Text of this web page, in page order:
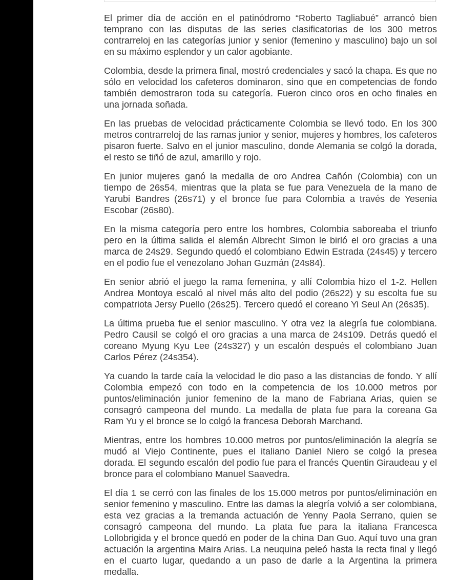
El primer día de acción en el patinódromo “Roberto Tagliabué” arrancó bien
temprano con las disputas de las series clasificatorias de los 300 metros
contrarreloj en las categorías junior y senior (femenino y masculino) bajo un sol
en su máximo esplendor y un calor agobiante.
Colombia, desde la primera final, mostró credenciales y sacó la chapa. Es que no
sólo en velocidad los cafeteros dominaron, sino que en competencias de fondo
también demostraron toda su categoría. Fueron cinco oros en ocho finales en
una jornada soñada.
En las pruebas de velocidad prácticamente Colombia se llevó todo. En los 300
metros contrarreloj de las ramas junior y senior, mujeres y hombres, los cafeteros
pisaron fuerte. Salvo en el junior masculino, donde Alemania se colgó la dorada,
el resto se tiñó de azul, amarillo y rojo.
En junior mujeres ganó la medalla de oro Andrea Cañón (Colombia) con un
tiempo de 26s54, mientras que la plata se fue para Venezuela de la mano de
Yarubi Bandres (26s71) y el bronce fue para Colombia a través de Yesenia
Escobar (26s80).
En la misma categoría pero entre los hombres, Colombia saboreaba el triunfo
pero en la última salida el alemán Albrecht Simon le birló el oro gracias a una
marca de 24s29. Segundo quedó el colombiano Edwin Estrada (24s45) y tercero
en el podio fue el venezolano Johan Guzmán (24s84).
En senior abrió el juego la rama femenina, y allí Colombia hizo el 1-2. Hellen
Andrea Montoya escaló al nivel más alto del podio (26s22) y su escolta fue su
compatriota Jersy Puello (26s25). Tercero quedó el coreano Yi Seul An (26s35).
La última prueba fue el senior masculino. Y otra vez la alegría fue colombiana.
Pedro Causil se colgó el oro gracias a una marca de 24s109. Detrás quedó el
coreano Myung Kyu Lee (24s327) y un escalón después el colombiano Juan
Carlos Pérez (24s354).
Ya cuando la tarde caía la velocidad le dio paso a las distancias de fondo. Y allí
Colombia empezó con todo en la competencia de los 10.000 metros por
puntos/eliminación junior femenino de la mano de Fabriana Arias, quien se
consagró campeona del mundo. La medalla de plata fue para la coreana Ga
Ram Yu y el bronce se lo colgó la francesa Deborah Marchand.
Mientras, entre los hombres 10.000 metros por puntos/eliminación la alegría se
mudó al Viejo Continente, pues el italiano Daniel Niero se colgó la presea
dorada. El segundo escalón del podio fue para el francés Quentin Giraudeau y el
bronce para el colombiano Manuel Saavedra.
El día 1 se cerró con las finales de los 15.000 metros por puntos/eliminación en
senior femenino y masculino. Entre las damas la alegría volvió a ser colombiana,
esta vez gracias a la tremanda actuación de Yenny Paola Serrano, quien se
consagró campeona del mundo. La plata fue para la italiana Francesca
Lollobrigida y el bronce quedó en poder de la china Dan Guo. Aquí tuvo una gran
actuación la argentina Maira Arias. La neuquina peleó hasta la recta final y llegó
en el cuarto lugar, quedando a un paso de darle a la Argentina la primera
medalla.